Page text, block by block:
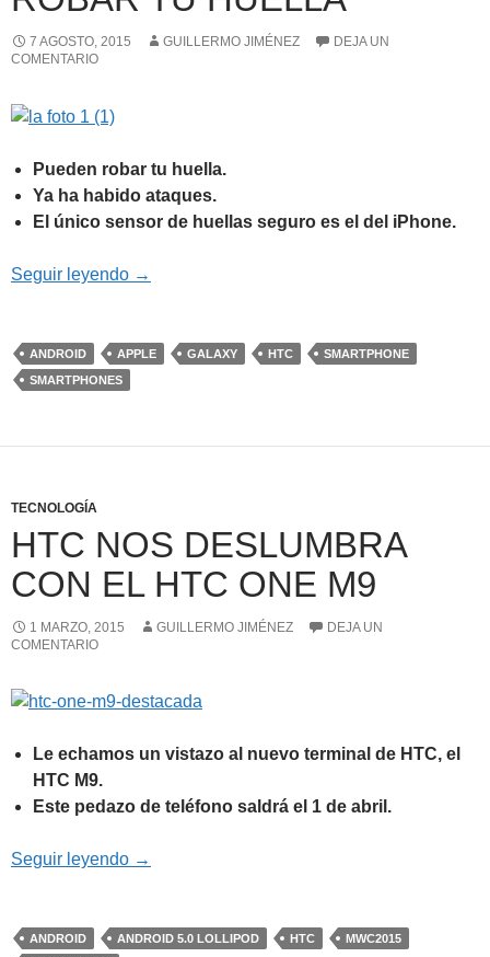
7 AGOSTO, 2015 GUILLERMO JIMÉNEZ
DEJA UN
COMENTARIO
Pueden robar tu huella.
Ya ha habido ataques.
El único sensor de huellas seguro es el del iPhone.
Seguir leyendo Los hackers pueden robar tu huella
→
ANDROID APPLE GALAXY HTC
SMARTPHONE
SMARTPHONES
TECNOLOGÍA
HTC NOS DESLUMBRA
CON EL HTC ONE M9
1 MARZO, 2015 GUILLERMO JIMÉNEZ
DEJA UN
COMENTARIO
Le echamos un vistazo al nuevo terminal de HTC, el
HTC M9.
Este pedazo de teléfono saldrá el 1 de abril.
Seguir leyendo HTC nos deslumbra con el HTC one M9
→
ANDROID ANDROID 5.0 LOLLIPOD HTC
MWC2015